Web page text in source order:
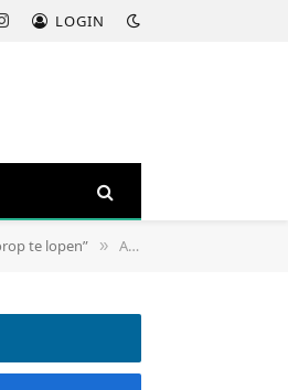
InstagramLOGIN
te lopen” » Angela López